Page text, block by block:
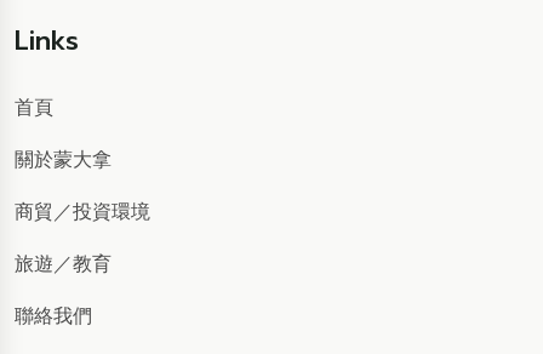
Links
首頁
關於蒙大拿
商貿／投資環境
旅遊／教育
聯絡我們